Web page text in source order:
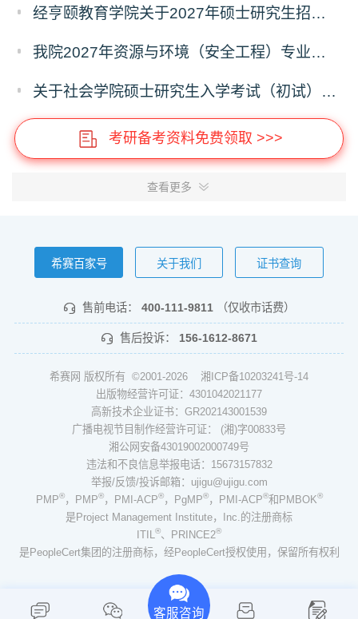
经亨颐教育学院关于2027年硕士研究生招生考试科目和学科变化的通知
我院2027年资源与环境（安全工程）专业硕士研究生招生考试初试自命题科目调整通知
关于社会学院硕士研究生入学考试（初试）考试科目及参考书目变更的通知
考研备考资料免费领取 >>>
查看更多
希赛百家号 关于我们 证书查询
售前电话： 400-111-9811 （仅收市话费）
售后投诉： 156-1612-8671
希赛网 版权所有 ©2001-2026 湘ICP备10203241号-14
出版物经营许可证：4301042021177
高新技术企业证书：GR202143001539
广播电视节目制作经营许可证： (湘)字00833号
湘公网安备43019002000749号
违法和不良信息举报电话：15673157832
举报/反馈/投诉邮箱：ujigu@ujigu.com
PMP®，PMP®，PMI-ACP®，PgMP®，PMI-ACP®和PMBOK®
是Project Management Institute，Inc.的注册商标
ITIL
®、PRINCE2®
是PeopleCert集团的注册商标，经PeopleCert授权使用，保留所有权利
客服咨询